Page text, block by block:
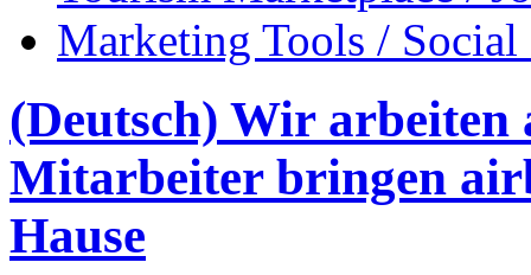
Marketing Tools /
(Deutsch) Wir arbeiten
Mitarbeiter bringen
Hause